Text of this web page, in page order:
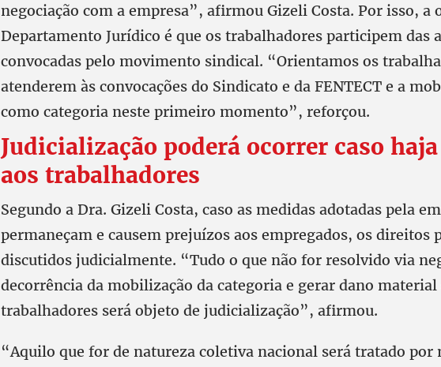
negociação com a empresa”, afirmou Gizeli Costa. Por isso, a
Departamento Jurídico é que os trabalhadores participem das
convocadas pelo movimento sindical. “Orientamos os
atenderem às convocações do Sindicato e da FENTECT e a
como categoria neste primeiro momento”, reforçou.
Judicialização poderá ocorrer caso
aos trabalhadores
Segundo a Dra. Gizeli Costa, caso as medidas adotadas pela
permaneçam e causem prejuízos aos empregados, os direitos
discutidos judicialmente. “Tudo o que não for resolvido via
decorrência da mobilização da categoria e gerar dano
trabalhadores será objeto de judicialização”, afirmou.
“Aquilo que for de natureza coletiva nacional será tratado por